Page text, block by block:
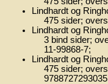
Lindhardt og
475 sider;
Lindhardt og
3 bind sider;
11-99868-7;
Lindhardt og
475 sider;